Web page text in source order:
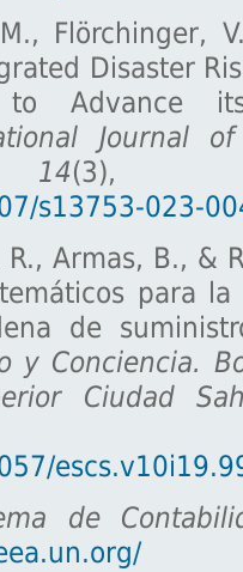
Flörchinger,
Disaster
to Advance
Journal
(3),
s13753-023-
R., Armas, B., &
para
de
y Conciencia.
Ciudad
de